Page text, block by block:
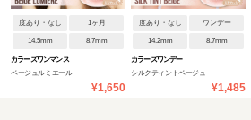
度あり・なし 1ヶ月
14.5mm 8.7mm
カラーズワンマンス
ベージュルミエール
¥1,650
度あり・なし ワンデー
14.2mm 8.7mm
カラーズワンデー
シルクティントベージュ
¥1,485